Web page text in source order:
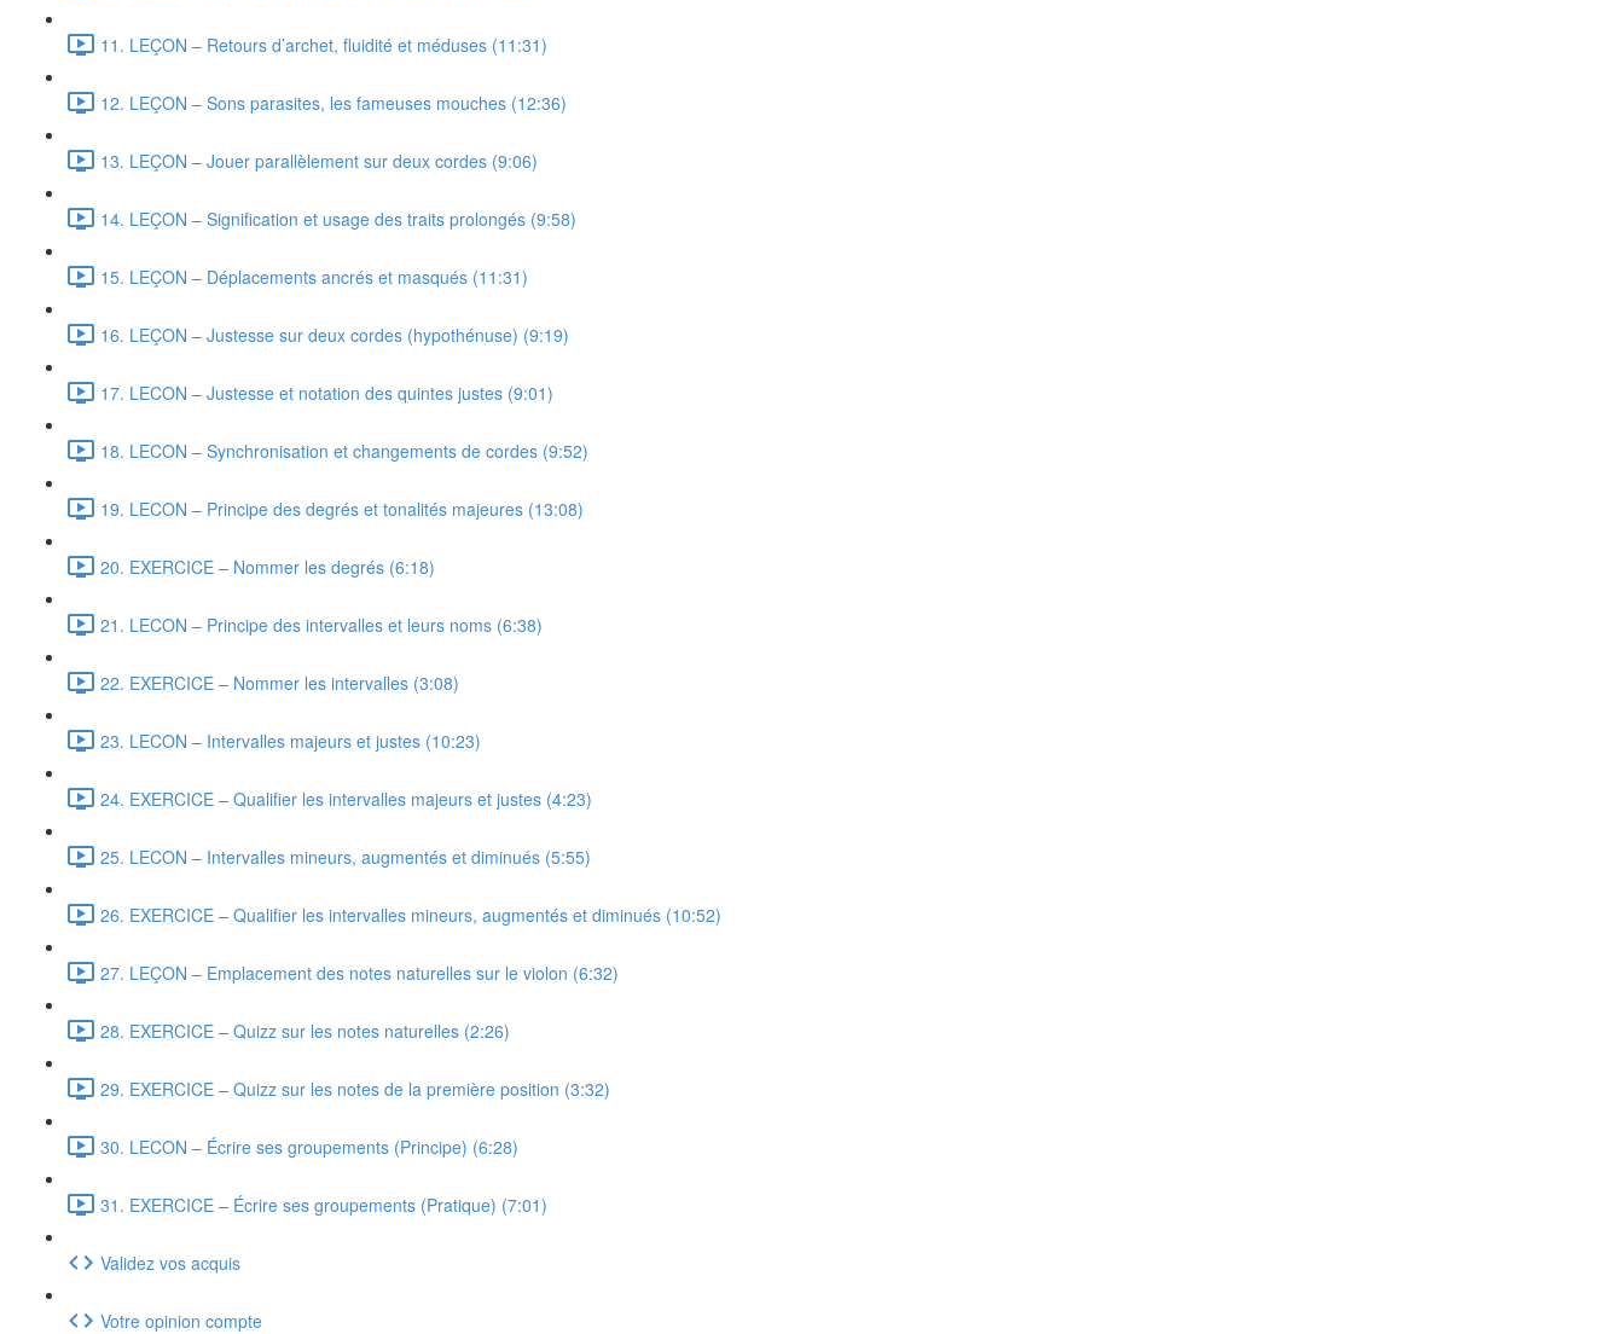
11. LEÇON – Retours d’archet, fluidité et méduses (11:31)
12. LEÇON – Sons parasites, les fameuses mouches (12:36)
13. LEÇON – Jouer parallèlement sur deux cordes (9:06)
14. LEÇON – Signification et usage des traits prolongés (9:58)
15. LEÇON – Déplacements ancrés et masqués (11:31)
16. LEÇON – Justesse sur deux cordes (hypothénuse) (9:19)
17. LECON – Justesse et notation des quintes justes (9:01)
18. LECON – Synchronisation et changements de cordes (9:52)
19. LECON – Principe des degrés et tonalités majeures (13:08)
20. EXERCICE – Nommer les degrés (6:18)
21. LECON – Principe des intervalles et leurs noms (6:38)
22. EXERCICE – Nommer les intervalles (3:08)
23. LECON – Intervalles majeurs et justes (10:23)
24. EXERCICE – Qualifier les intervalles majeurs et justes (4:23)
25. LECON – Intervalles mineurs, augmentés et diminués (5:55)
26. EXERCICE – Qualifier les intervalles mineurs, augmentés et diminués (10:52)
27. LEÇON – Emplacement des notes naturelles sur le violon (6:32)
28. EXERCICE – Quizz sur les notes naturelles (2:26)
29. EXERCICE – Quizz sur les notes de la première position (3:32)
30. LECON – Écrire ses groupements (Principe) (6:28)
31. EXERCICE – Écrire ses groupements (Pratique) (7:01)
Validez vos acquis
Votre opinion compte